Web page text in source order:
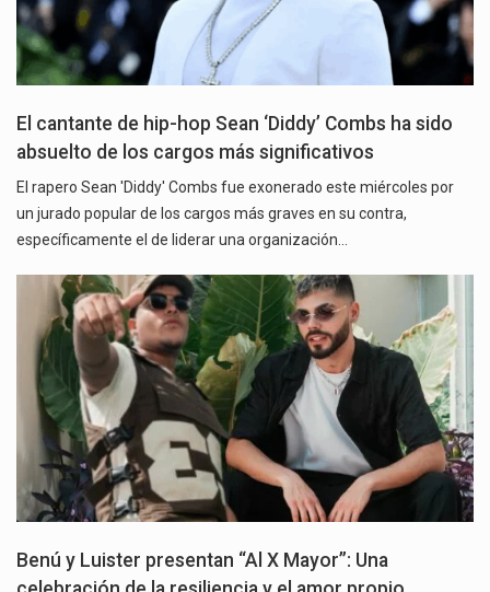
El cantante de hip-hop Sean ‘Diddy’ Combs ha sido
absuelto de los cargos más significativos
El rapero Sean 'Diddy' Combs fue exonerado este miércoles por
un jurado popular de los cargos más graves en su contra,
específicamente el de liderar una organización…
Benú y Luister presentan “Al X Mayor”: Una